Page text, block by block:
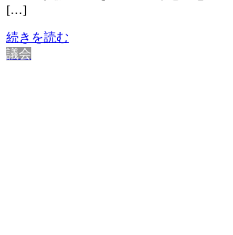
[…]
続きを読む
議会